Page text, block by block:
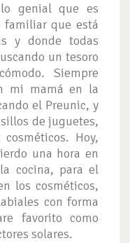
genial que es
familiar que está
y donde todas
un tesoro
Siempre
mi mamá en la
el Preunic, y
de juguetes,
Hoy,
una hora en
cocina, para el
los cosméticos,
con forma
favorito como
solares.